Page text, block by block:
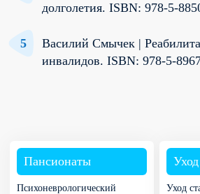
долголетия. ISBN: 978-5-
Василий Смычек |
инвалидов. ISBN: 978-5-
Пансионаты
Психоневрологический
Уход
Уход